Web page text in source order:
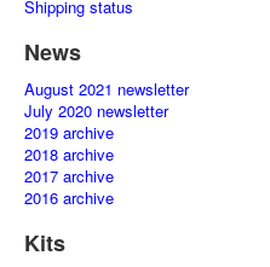
Shipping status
News
August 2021 newsletter
July 2020 newsletter
2019 archive
2018 archive
2017 archive
2016 archive
Kits